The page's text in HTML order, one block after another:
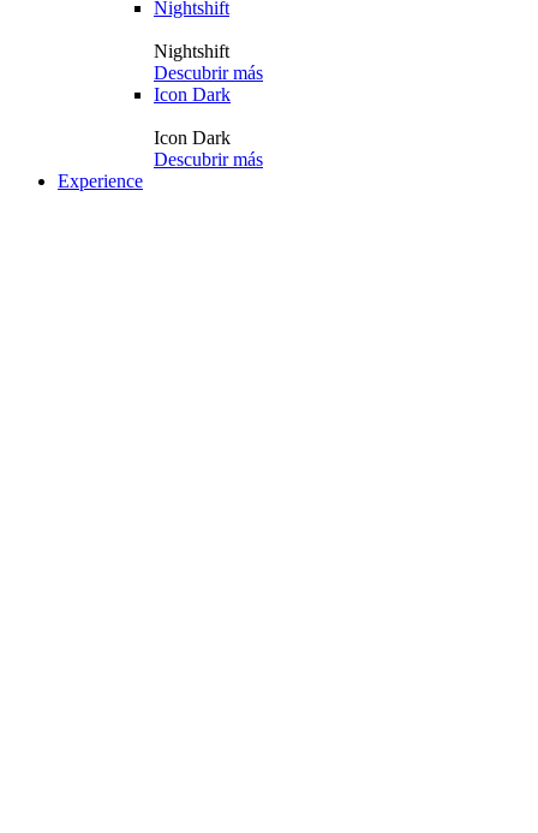
Nightshift
Nightshift
Descubrir más
Icon Dark
Icon Dark
Descubrir más
Experience